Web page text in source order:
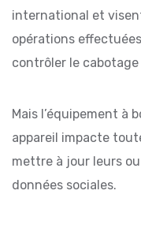
international et
opérations
contrôler le cabotage
Mais l’équipement à
appareil impacte
mettre à jour leurs
données sociales.